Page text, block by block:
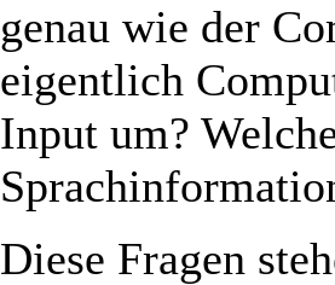
genau wie der
eigentlich
Input um?
Diese Fragen